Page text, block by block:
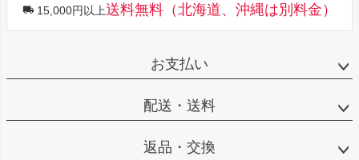
ップ
へ
15,000円以上送料無料（北海道、沖縄は別料金）
お支払い
配送・送料
返品・交換